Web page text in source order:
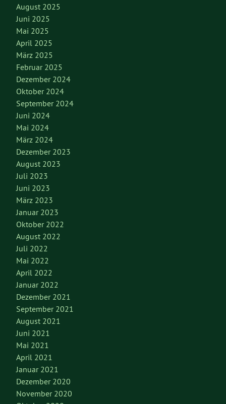
August 2025
Juni 2025
Mai 2025
April 2025
März 2025
Februar 2025
Dezember 2024
Oktober 2024
September 2024
Juni 2024
Mai 2024
März 2024
Dezember 2023
August 2023
Juli 2023
Juni 2023
März 2023
Januar 2023
Oktober 2022
August 2022
Juli 2022
Mai 2022
April 2022
Januar 2022
Dezember 2021
September 2021
August 2021
Juni 2021
Mai 2021
April 2021
Januar 2021
Dezember 2020
November 2020